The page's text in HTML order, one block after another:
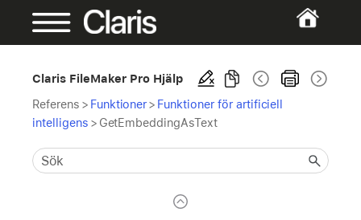
Claris FileMaker Pro Hjälp
Referens > Funktioner> Funktioner för artificiell
intelligens > GetEmbeddingAsText